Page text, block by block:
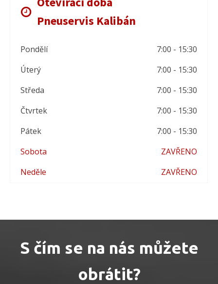
Pneuservis Kalibán
Pondělí
7:00 - 15:30
Úterý
7:00 - 15:30
Středa
7:00 - 15:30
Čtvrtek
7:00 - 15:30
Pátek
7:00 - 15:30
Sobota
ZAVŘENO
Neděle
ZAVŘENO
S čím se na nás můžete
obrátit?